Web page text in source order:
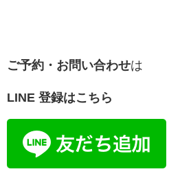
ご予約・お問い合わせは
LINE 登録はこちら